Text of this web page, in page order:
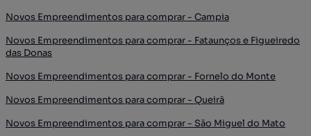
Novos Empreendimentos para comprar - Campia
Novos Empreendimentos para comprar - Fataunços e Figueiredo
das Donas
Novos Empreendimentos para comprar - Fornelo do Monte
Novos Empreendimentos para comprar - Queirã
Novos Empreendimentos para comprar - São Miguel do Mato